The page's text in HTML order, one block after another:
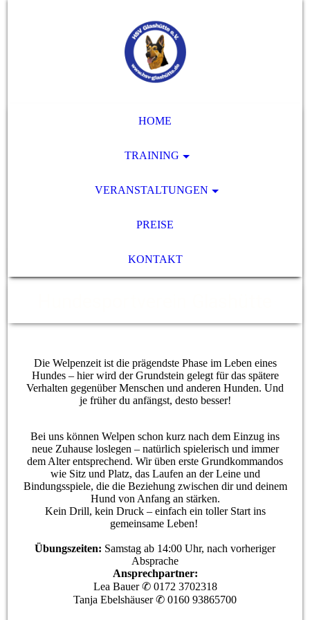
HOME
TRAINING
VERANSTALTUNGEN
PREISE
KONTAKT
Die Welpenzeit ist die prägendste Phase im Leben eines
Hundes – hier wird der Grundstein gelegt für das spätere
Verhalten gegenüber Menschen und anderen Hunden. Und
je früher du anfängst, desto besser!
Bei uns können Welpen schon kurz nach dem Einzug ins
neue Zuhause loslegen – natürlich spielerisch und immer
dem Alter entsprechend. Wir üben erste Grundkommandos
wie Sitz und Platz, das Laufen an der Leine und
Bindungsspiele, die die Beziehung zwischen dir und deinem
Hund von Anfang an stärken.
Kein Drill, kein Druck – einfach ein toller Start ins
gemeinsame Leben!
Übungszeiten: Samstag ab 14:00 Uhr, nach vorheriger
Absprache
Ansprechpartner:
Lea Bauer ✆ 0172 3702318
Tanja Ebelshäuser ✆ 0160 93865700